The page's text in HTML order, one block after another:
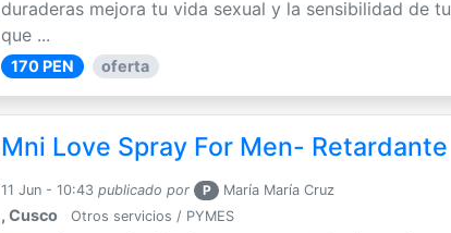
duraderas mejora tu vida sexual y la sensibilidad de
que ...
170 PEN oferta
Mni Love Spray For Men- Retardante
11 Jun - 10:43 publicado por P María María Cruz
, Cusco Otros servicios / PYMES